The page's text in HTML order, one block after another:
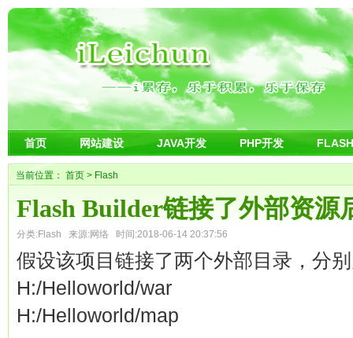
首页 网站建设 JAVA开发 PHP开发
当前位置： 首页 > Flash
Flash Builder链接了外部资源
分类:Flash 来源:网络 时间:2018-06-14 20:37:56
假设该项目链接了两个外部目录，分
H:/Helloworld/war
H:/Helloworld/map